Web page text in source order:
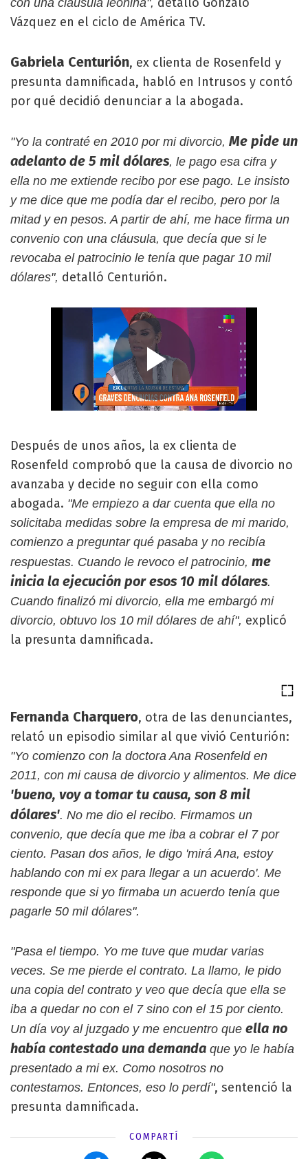
Vázquez en el ciclo de América TV.
Gabriela Centurión, ex clienta de Rosenfeld y
presunta damnificada, habló en Intrusos y contó
por qué decidió denunciar a la abogada.
"Yo la contraté en 2010 por mi divorcio, Me pide un
adelanto de 5 mil dólares, le pago esa cifra y
ella no me extiende recibo por ese pago. Le insisto
y me dice que me podía dar el recibo, pero por la
mitad y en pesos. A partir de ahí, me hace firma un
convenio con una cláusula, que decía que si le
revocaba el patrocinio le tenía que pagar 10 mil
dólares", detalló Centurión.
Después de unos años, la ex clienta de
Rosenfeld comprobó que la causa de divorcio no
avanzaba y decide no seguir con ella como
abogada. "Me empiezo a dar cuenta que ella no
solicitaba medidas sobre la empresa de mi marido,
comienzo a preguntar qué pasaba y no recibía
respuestas. Cuando le revoco el patrocinio, me
inicia la ejecución por esos 10 mil dólares.
Cuando finalizó mi divorcio, ella me embargó mi
divorcio, obtuvo los 10 mil dólares de ahí", explicó
la presunta damnificada.
Fernanda Charquero, otra de las denunciantes,
relató un episodio similar al que vivió Centurión:
"Yo comienzo con la doctora Ana Rosenfeld en
2011, con mi causa de divorcio y alimentos. Me dice
'bueno, voy a tomar tu causa, son 8 mil
dólares'. No me dio el recibo. Firmamos un
convenio, que decía que me iba a cobrar el 7 por
ciento. Pasan dos años, le digo 'mirá Ana, estoy
hablando con mi ex para llegar a un acuerdo'. Me
responde que si yo firmaba un acuerdo tenía que
pagarle 50 mil dólares".
"Pasa el tiempo. Yo me tuve que mudar varias
veces. Se me pierde el contrato. La llamo, le pido
una copia del contrato y veo que decía que ella se
iba a quedar no con el 7 sino con el 15 por ciento.
Un día voy al juzgado y me encuentro que ella no
había contestado una demanda que yo le había
presentado a mi ex. Como nosotros no
contestamos. Entonces, eso lo perdí", sentenció la
presunta damnificada.
COMPARTÍ